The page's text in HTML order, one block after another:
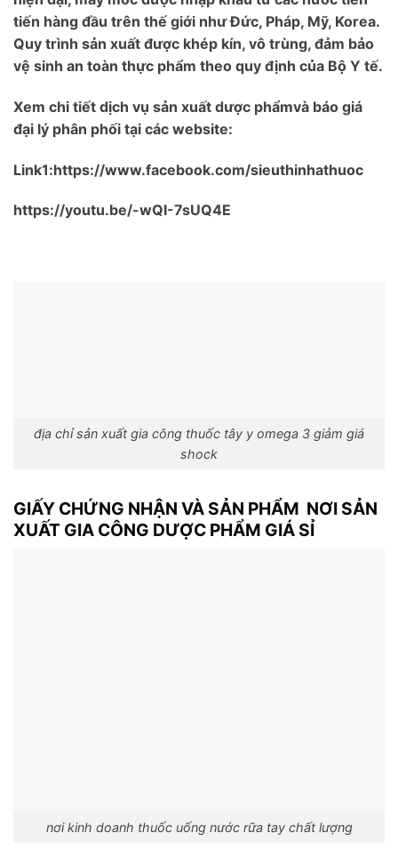
tiến hàng đầu trên thế giới như Đức, Pháp, Mỹ, Korea.
Quy trình sản xuất được khép kín, vô trùng, đảm bảo
vệ sinh an toàn thực phẩm theo quy định của Bộ Y tế.
Xem chi tiết dịch vụ sản xuất dược phẩmvà báo giá
đại lý phân phối tại các website:
Link1:https://www.facebook.com/sieuthinhathuoc
https://youtu.be/-wQI-7sUQ4E
địa chỉ sản xuất gia công thuốc tây y omega 3 giảm giá
shock
GIẤY CHỨNG NHẬN VÀ SẢN PHẨM NƠI SẢN
XUẤT GIA CÔNG DƯỢC PHẨM GIÁ SỈ
nơi kinh doanh thuốc uống nước rữa tay chất lượng